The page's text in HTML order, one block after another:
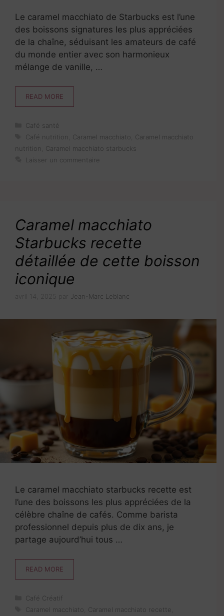
Le caramel macchiato de Starbucks est l’une
des boissons signatures les plus appréciées
de la chaîne, séduisant les amateurs de café
du monde entier avec son harmonieux
mélange de vanille, …
READ MORE
Catégories
Café santé
Étiquettes
Café nutrition Caramel macchiato
Caramel macchiato
nutrition
Caramel macchiato starbucks
Laisser un commentaire
Caramel macchiato
Starbucks recette
détaillée de cette boisson
iconique
Jean-Marc Leblanc
Le caramel macchiato starbucks recette est
l’une des boissons les plus appréciées de la
célèbre chaîne de cafés. Comme barista
professionnel depuis plus de dix ans, je
partage aujourd’hui tous …
READ MORE
Catégories
Café Créatif
Étiquettes
Caramel macchiato Caramel macchiato recette